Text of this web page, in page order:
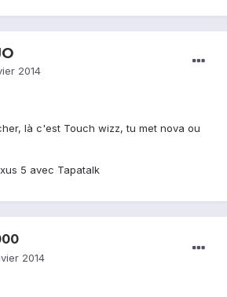
2014
là c'est Touch wizz, tu met nova ou
5 avec Tapatalk
2014